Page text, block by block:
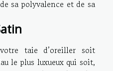
sa polyvalence et de sa
taie d’oreiller soit
le plus luxueux qui soit,